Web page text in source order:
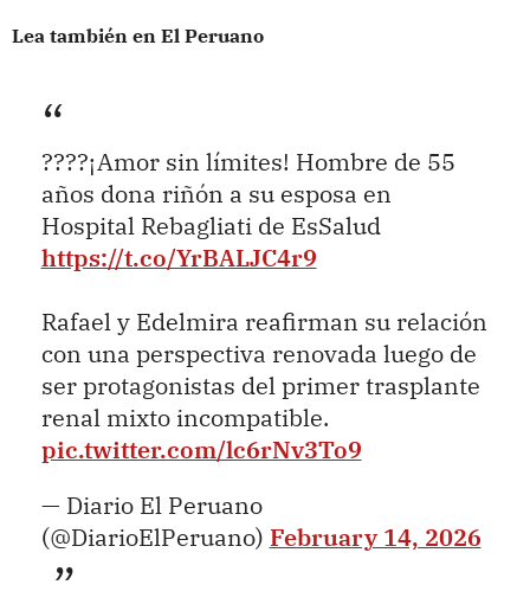
Lea también en El Peruano
????¡Amor sin límites! Hombre de 55
años dona riñón a su esposa en
Hospital Rebagliati de EsSalud
https://t.co/YrBALJC4r9
Rafael y Edelmira reafirman su relación
con una perspectiva renovada luego de
ser protagonistas del primer trasplante
renal mixto incompatible.
pic.twitter.com/lc6rNv3To9
— Diario El Peruano
(@DiarioElPeruano) February 14, 2026